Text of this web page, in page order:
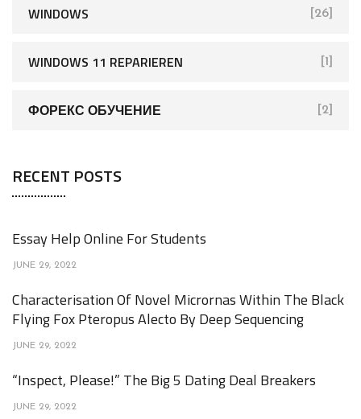
WINDOWS [26]
WINDOWS 11 REPARIEREN [1]
ФОРЕКС ОБУЧЕНИЕ [2]
RECENT POSTS
Essay Help Online For Students
JUNE 29, 2022
Characterisation Of Novel Micrornas Within The Black
Flying Fox Pteropus Alecto By Deep Sequencing
JUNE 29, 2022
“Inspect, Please!” The Big 5 Dating Deal Breakers
JUNE 29, 2022